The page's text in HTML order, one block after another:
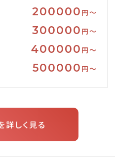
200000 円〜
300000 円〜
400000 円〜
500000 円〜
詳しく見る